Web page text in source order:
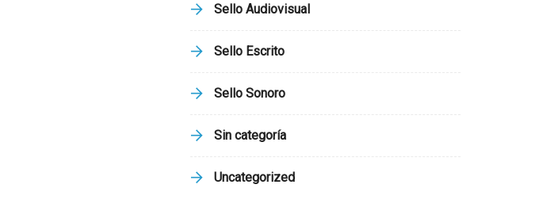
Sello Audiovisual
Sello Escrito
Sello Sonoro
Sin categoría
Uncategorized